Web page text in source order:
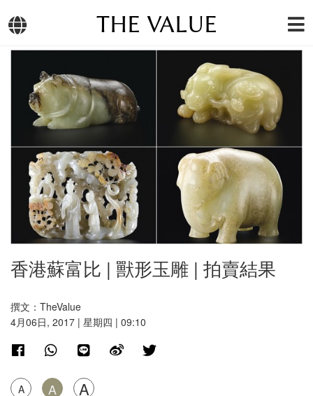
THE VALUE
香港蘇富比 | 獸形玉雕 | 拍賣結果
撰文：TheValue
4月06日, 2017 | 星期四 | 09:10
A A A